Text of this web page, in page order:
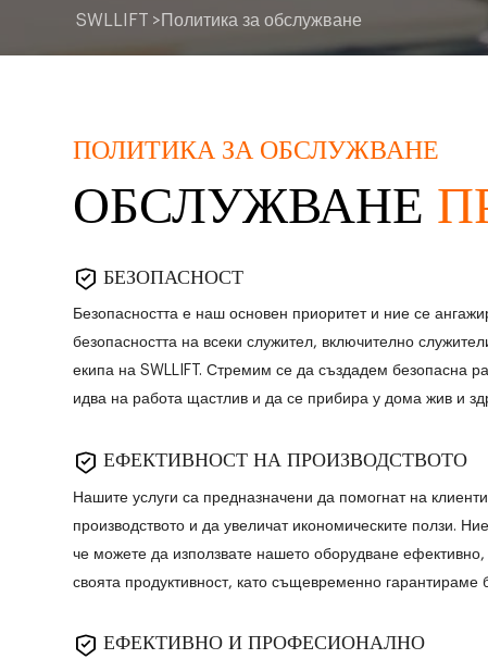
SWLLIFT > Политика за обслужване
ПОЛИТИКА ЗА ОБСЛУЖВАНЕ
ОБСЛУЖВАНЕ
БЕЗОПАСНОСТ
Безопасността е наш основен приоритет и ние се
безопасността на всеки служител, включително
екипа на SWLLIFT. Стремим се да създадем безопасна
идва на работа щастлив и да се прибира у дома жив и
ЕФЕКТИВНОСТ НА ПРОИЗВОДСТВОТО
Нашите услуги са предназначени да помогнат на
производството и да увеличат икономическите ползи.
че можете да използвате нашето оборудване
своята продуктивност, като същевременно гарантираме
ЕФЕКТИВНО И ПРОФЕСИОНАЛНО